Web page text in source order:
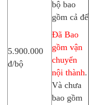
5.900.000
đ/bộ
bộ bao
gồm cả đế
Đã Bao
gồm vận
chuyển
nội thành.
Và chưa
bao gồm